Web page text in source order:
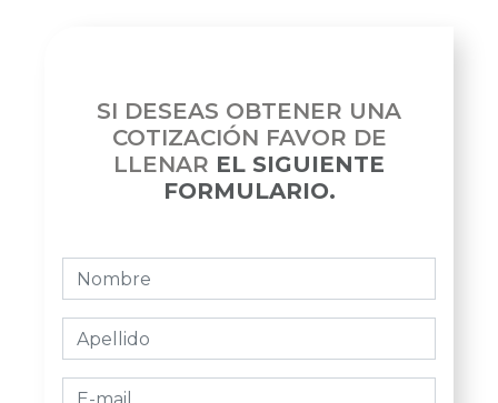
SI DESEAS OBTENER UNA
COTIZACIÓN FAVOR DE
LLENAR EL SIGUIENTE
FORMULARIO.